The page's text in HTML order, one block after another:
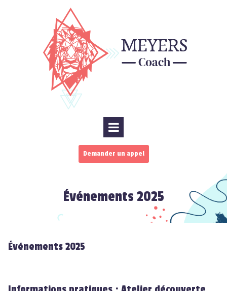
Demander un appel
Événements 2025
Événements 2025